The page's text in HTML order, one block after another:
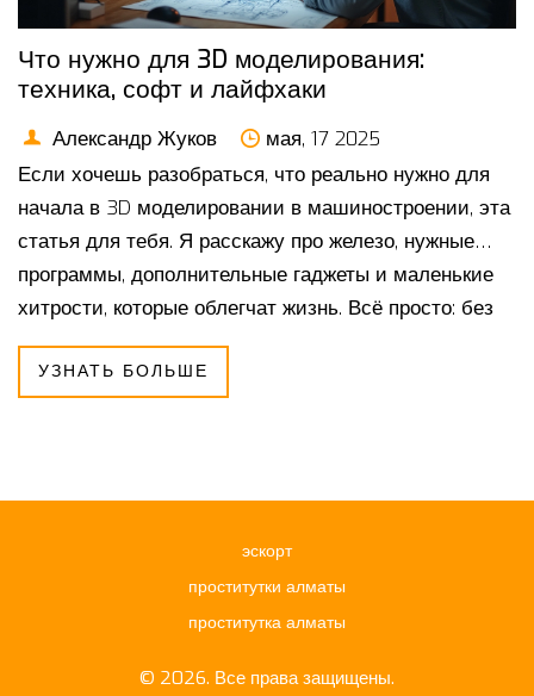
Что нужно для 3D моделирования:
техника, софт и лайфхаки
Александр Жуков
мая, 17 2025
Если хочешь разобраться, что реально нужно для
начала в 3D моделировании в машиностроении, эта
статья для тебя. Я расскажу про железо, нужные
программы, дополнительные гаджеты и маленькие
хитрости, которые облегчат жизнь. Всё просто: без
заумных объяснений и воды. Читай — и будет
проще понять, стоит ли вкладываться и во что.
УЗНАТЬ БОЛЬШЕ
эскорт
проститутки алматы
проститутка алматы
© 2026. Все права защищены.